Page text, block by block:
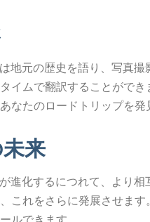
地元の歴史を語り、写真
イムで翻訳することがで
なたのロードトリップを発
来
進化するにつれて、より
これをさらに発展させま
ルできます。